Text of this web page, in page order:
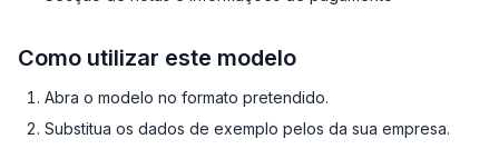
Como utilizar este modelo
Abra o modelo no formato pretendido.
Substitua os dados de exemplo pelos da sua empresa.